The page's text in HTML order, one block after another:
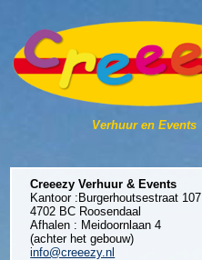
Verhuur en Events
Creeezy Verhuur & Events
Kantoor :Burgerhoutsestraat 107
4702 BC Roosendaal
Afhalen : Meidoornlaan 4
(achter het gebouw)
info@creeezy.nl